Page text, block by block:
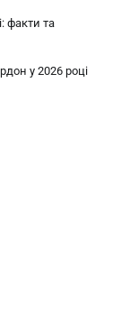
факти та
у 2026 році